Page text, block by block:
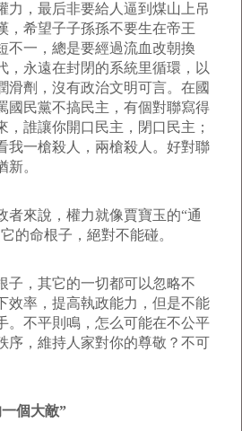
力，最后非要給人逼到煤山上吊
，希望子子孫孫不要生在帝王
不一，總是要經過流血改朝換
，永遠在封閉的系統里循環，以
滑劑，沒有政治文明可言。在國
國民黨不搞民主，有個對聯寫得
，誰讓你開口民主，閉口民主；
我一槍殺人，兩槍殺人。好對聯
。
來說，權力就像賈寶玉的“通
的命根子，絕對不能碰。
，其它的一切都可以忽略不
效率，提高執政能力，但是不能
。不平則鳴，怎么可能在不公平
序，維持人家對你的尊敬？不可
個大敵”